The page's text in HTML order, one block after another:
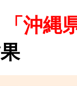
「沖縄
果